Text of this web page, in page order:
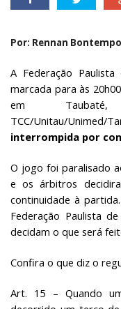
Por: Rennan Bontempo
A Federação
marcada para às
em
TCC/Unitau/Unimed/
interrompida por
O jogo foi paralisado
e os árbitros
continuidade à
Federação Paulista
decidam o que será
Confira o que diz o
Art. 15 – Quando